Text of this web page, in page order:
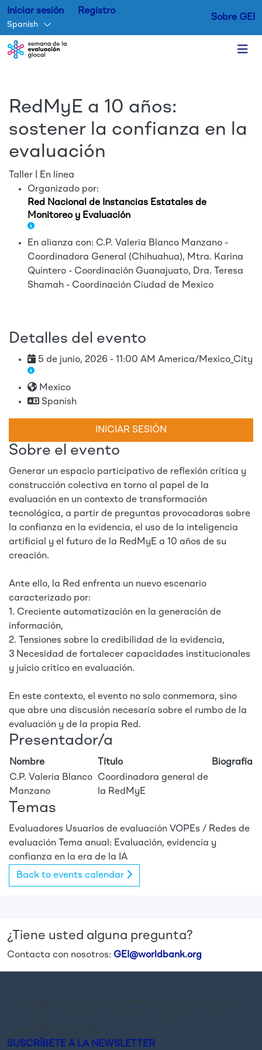
Iniciar sesión Registro
Spanish
Sobre GEI
RedMyE a 10 años:
sostener la confianza en la
evaluación
Taller | En línea
Organizado por:
Red Nacional de Instancias Estatales de
Monitoreo y Evaluación
En alianza con: C.P. Valeria Blanco Manzano -
Coordinadora General (Chihuahua), Mtra. Karina
Quintero - Coordinación Guanajuato, Dra. Teresa
Shamah - Coordinación Ciudad de Mexico
Sobre el evento
Generar un espacio participativo de reflexión crítica y
construcción colectiva en torno al papel de la
evaluación en un contexto de transformación
tecnológica, a partir de preguntas provocadoras sobre
la confianza en la evidencia, el uso de la inteligencia
artificial y el futuro de la RedMyE a 10 años de su
creación.
Ante ello, la Red enfrenta un nuevo escenario
caracterizado por:
1. Creciente automatización en la generación de
información,
2. Tensiones sobre la credibilidad de la evidencia,
3 Necesidad de fortalecer capacidades institucionales
y juicio crítico en evaluación.
En este contexto, el evento no solo conmemora, sino
que abre una discusión necesaria sobre el rumbo de la
evaluación y de la propia Red.
Presentador/a
Nombre Título
Biografía
C.P. Valeria Blanco
Manzano
Coordinadora general de
la RedMyE
Temas
Evaluadores Usuarios de evaluación VOPEs / Redes de
evaluación
Tema anual: Evaluación, evidencia y
confianza en la era de la IA
Detalles del evento
5 de junio, 2026 - 11:00 AM America/Mexico_City
Mexico
Spanish
INICIAR SESIÓN
Back to events calendar
¿Tiene usted alguna pregunta?
Contacta con nosotros: GEI@worldbank.org
SUSCRÍBETE A LA NEWSLETTER